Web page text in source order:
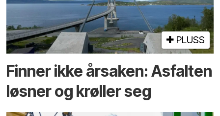
PLUSS
Finner ikke årsaken: Asfalten
løsner og krøller seg